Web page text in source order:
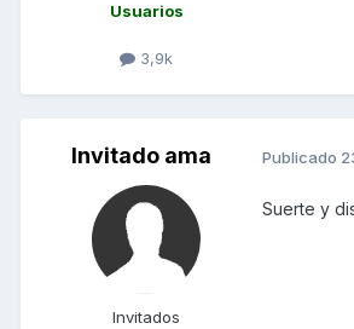
Usuarios
3,9k
Invitado ama
Invitados
Publicado
Suerte y